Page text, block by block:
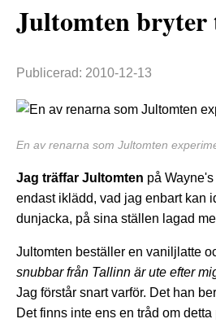
Jultomten
Publicerad: 2010-12-13
En av renarna som Jultomten
Jag träffar Jultomten på
endast iklädd, vad jag enbart kan
dunjacka, på sina ställen lagad
Jultomten beställer en vaniljlatte
snubbar från Tallinn är ute efter
Jag förstår snart varför. Det han
Det finns inte ens en tråd om